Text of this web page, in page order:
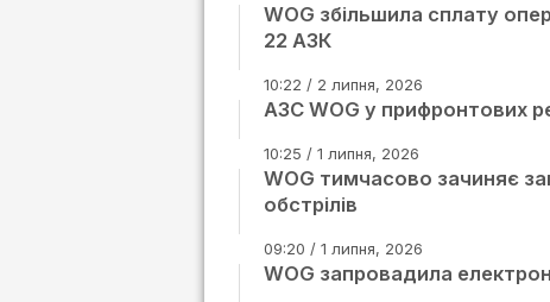
WOG збільшила сплату
22 АЗК
10:22 / 2 липня, 2026
АЗС WOG у прифронтових
10:25 / 1 липня, 2026
WOG тимчасово зачиняє
обстрілів
09:20 / 1 липня, 2026
WOG запровадила